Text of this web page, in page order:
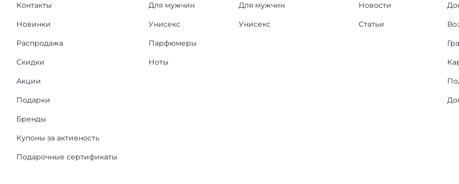
Контакты
Новинки
Распродажа
Скидки
Акции
Подарки
Бренды
Купоны за активность
Подарочные сертификаты
Для мужчин
Унисекс
Парфюмеры
Ноты
Для мужчин
Унисекс
Новости
Статьи